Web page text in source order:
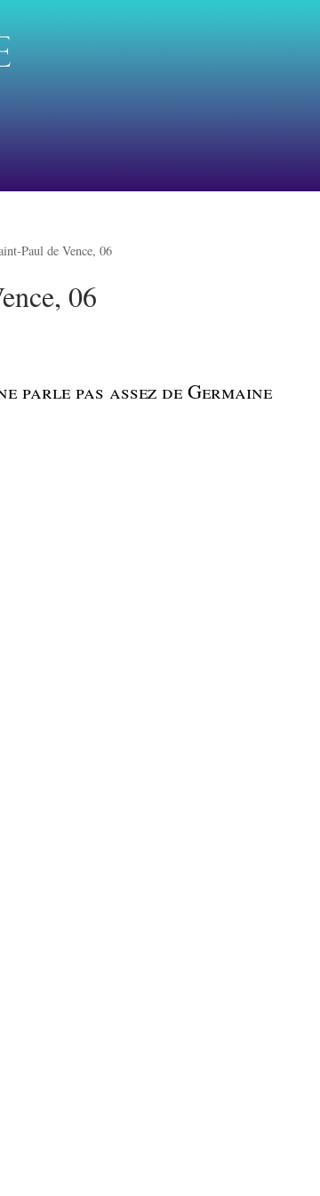
Paul de Vence, 06
06
parle pas assez de Germaine